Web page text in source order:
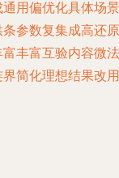
用偏优化具体场景
参数复集成高还原
丰富互验内容微法
简化理想结果改用